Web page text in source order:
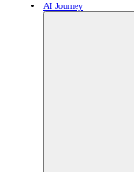
AI Journey